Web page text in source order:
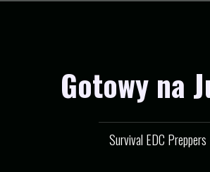
Gotowy na
Survival EDC Preppers